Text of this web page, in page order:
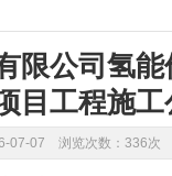
限公司氢
目工程施工
07-07 浏览次数：336次